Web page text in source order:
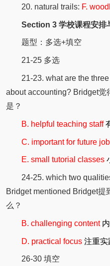
20. natural trails: F.
Section 3 学校课程安排
题型：多选+填空
21-25 多选
21-23. what are the
about accounting? Bridget觉
是？
B. helpful teaching staff
C. important for future job
E. small tutorial classes
24-25. which two
Bridget mentioned Bridget
么？
B. challenging content
D. practical focus 注重实
26-30 填空